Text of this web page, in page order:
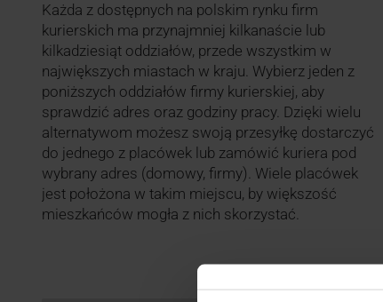
Każda z dostępnych na polskim rynku firm
kurierskich ma przynajmniej kilkanaście lub
kilkadziesiąt oddziałów, przede wszystkim w
największych miastach w kraju. Wybierz jeden z
poniższych oddziałów firmy kurierskiej, aby
sprawdzić adres oraz godziny pracy. Dzięki wielu
alternatywom możesz swoją przesyłkę dostarczyć
do jednego z placówek lub zamówić kuriera pod
wybrany adres (domowy, firmy). Wiele placówek
jest położona w takim miejscu, by większość
mieszkańców mogła z nich skorzystać.